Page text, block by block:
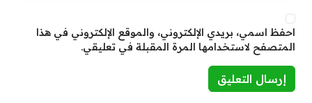
احفظ اسمي، بريدي الإلكتروني، والموقع الإلكتروني في هذا
المتصفح لاستخدامها المرة المقبلة في تعليقي.